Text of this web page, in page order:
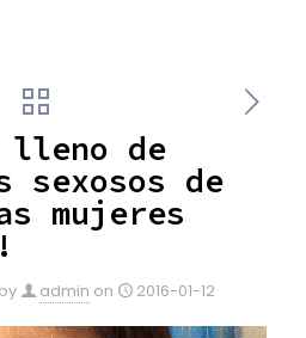
lleno de
sexosos de
mujeres
admin on 2016-01-12